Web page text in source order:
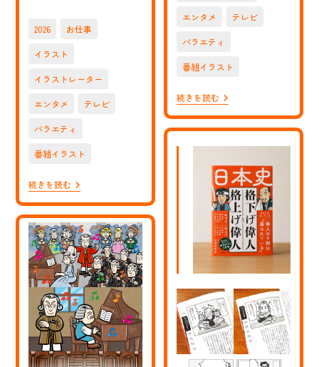
エンタメ テレビ
バラエティ
番組イラスト
続きを読む【お
仕
事】
NHK
E
レ
の
番
組
「偉
人
の
年
収
プ
ロ
レ
ス
ラ
ー
ジ
開
日:
2026 お仕事
イラスト
イラストレーター
エンタメ テレビ
バラエティ
番組イラスト
続きを読む【お
仕
事】
NHK
E
テ
レ
の
番
組
「偉
人
の
年
収
How